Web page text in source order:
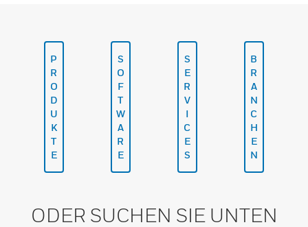
P
R
O
D
U
K
T
E
S
O
F
T
W
A
R
E
S
E
R
V
I
C
E
S
B
R
A
N
C
H
E
N
ODER SUCHEN SIE UNTEN